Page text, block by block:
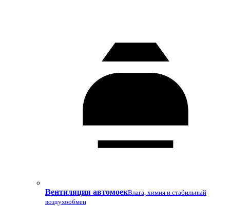
Вентиляция автомоекВлага, химия и стабильный
воздухообмен